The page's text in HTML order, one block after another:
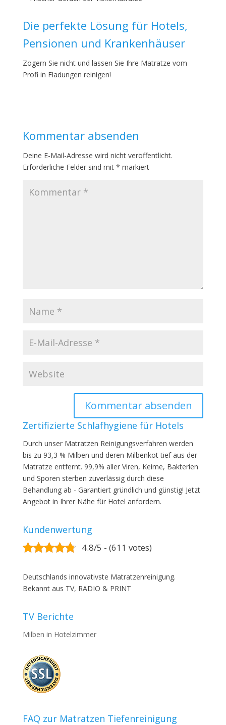
Die perfekte Lösung für Hotels,
Pensionen und Krankenhäuser
Zögern Sie nicht und lassen Sie Ihre Matratze vom
Profi in Fladungen reinigen!
Kommentar absenden
Deine E-Mail-Adresse wird nicht veröffentlicht.
Erforderliche Felder sind mit * markiert
Zertifizierte Schlafhygiene für Hotels
Durch unser Matratzen Reinigungsverfahren werden
bis zu 93,3 % Milben und deren Milbenkot tief aus der
Matratze entfernt. 99,9% aller Viren, Keime, Bakterien
und Sporen sterben zuverlässig durch diese
Behandlung ab - Garantiert gründlich und günstig! Jetzt
Angebot in Ihrer Nähe für Hotel anfordern.
Kundenwertung
4.8/5 - (611 votes)
Deutschlands innovativste Matratzenreinigung.
Bekannt aus TV, RADIO & PRINT
TV Berichte
Milben in Hotelzimmer
FAQ zur Matratzen Tiefenreinigung